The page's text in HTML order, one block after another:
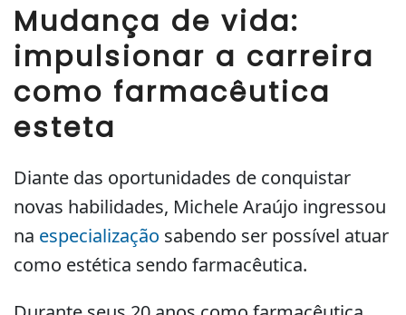
Mudança de vida:
impulsionar a carreira
como farmacêutica
esteta
Diante das oportunidades de conquistar
novas habilidades, Michele Araújo ingressou
na especialização sabendo ser possível atuar
como estética sendo farmacêutica.